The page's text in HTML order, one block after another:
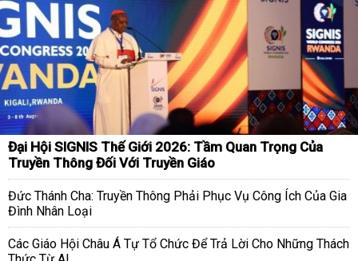
Đại Hội SIGNIS Thế Giới 2026: Tầm Quan Trọng Của
Truyền Thông Đối Với Truyền Giáo
Đức Thánh Cha: Truyền Thông Phải Phục Vụ Công Ích Của Gia
Đình Nhân Loại
Các Giáo Hội Châu Á Tự Tổ Chức Để Trả Lời Cho Những Thách